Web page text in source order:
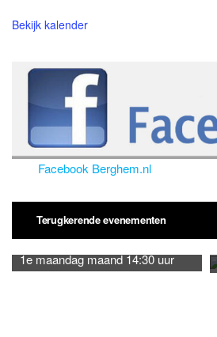
Bekijk kalender
Facebook Berghem.nl
Terugkerende evenementen
1e maandag maand 14:30 uur